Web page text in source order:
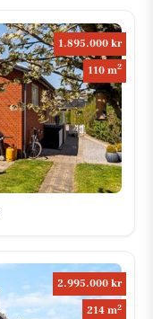
1.895.000 kr
110 m2
2.995.000 kr
214 m2